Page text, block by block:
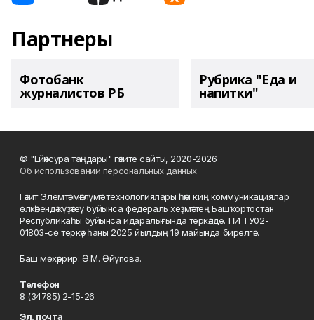
Партнеры
Фотобанк
журналистов РБ
Рубрика "Еда и
напитки"
© "Ейәнсура таңдары" гәзите сайты, 2020-2026
Об использовании персональных данных
Гәзит Элемтә, мәғлүмәт технологиялары һәм киң коммуникациялар
өлкәһендә күҙәтеү буйынса федераль хеҙмәттең Башҡортостан
Республикаһы буйынса идаралығында теркәлде. ПИ ТУ02-
01803-сө теркәү һаны 2025 йылдың 19 майында бирелгән.
Баш мөхәррир: Ә.М. Әйүпова.
Телефон
8 (34785) 2-15-26
Эл. почта